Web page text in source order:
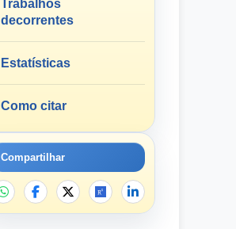
Trabalhos
decorrentes
Estatísticas
Como citar
Compartilhar